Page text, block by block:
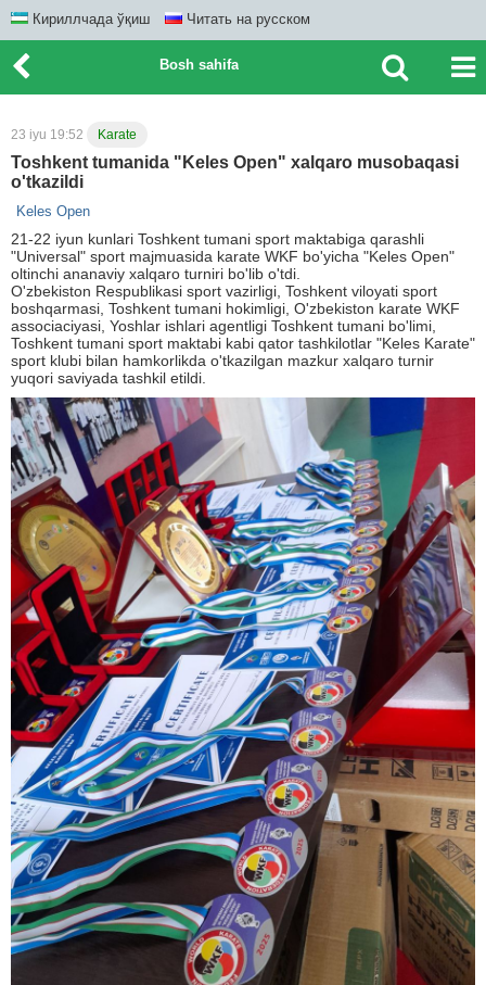
Кириллчада ўқиш Читать на русском
Bosh sahifa
23 iyu 19:52 Karate
Toshkent tumanida "Keles Open" xalqaro musobaqasi
o'tkazildi
Keles Open
21-22 iyun kunlari Toshkent tumani sport maktabiga qarashli
"Universal" sport majmuasida karate WKF bo'yicha "Keles Open"
oltinchi ananaviy xalqaro turniri bo'lib o'tdi.
O'zbekiston Respublikasi sport vazirligi, Toshkent viloyati sport
boshqarmasi, Toshkent tumani hokimligi, O'zbekiston karate WKF
associaciyasi, Yoshlar ishlari agentligi Toshkent tumani bo'limi,
Toshkent tumani sport maktabi kabi qator tashkilotlar "Keles Karate"
sport klubi bilan hamkorlikda o'tkazilgan mazkur xalqaro turnir
yuqori saviyada tashkil etildi.